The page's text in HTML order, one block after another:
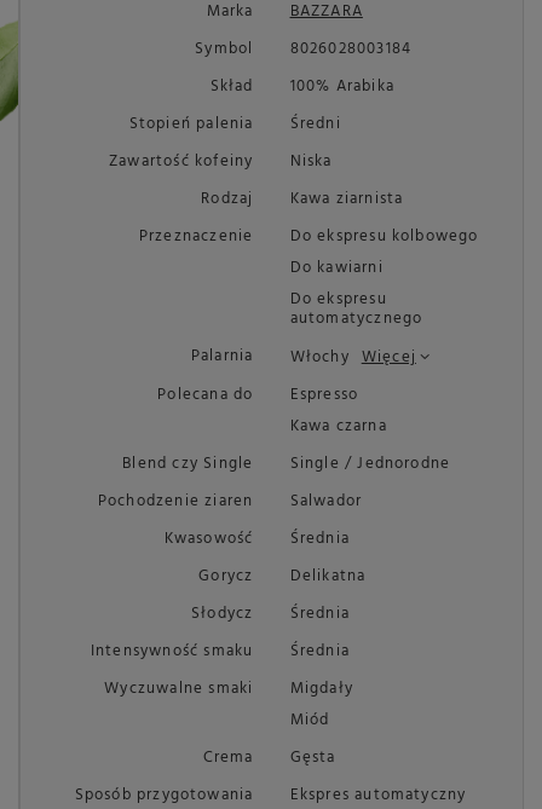
Marka
BAZZARA
Symbol
8026028003184
Skład
100% Arabika
Stopień palenia
Średni
Zawartość kofeiny
Niska
Rodzaj
Kawa ziarnista
Przeznaczenie
Do ekspresu kolbowego
Do kawiarni
Do ekspresu
automatycznego
Palarnia
Włochy Więcej
Polecana do
Espresso
Kawa czarna
Blend czy Single
Single / Jednorodne
Pochodzenie ziaren
Salwador
Kwasowość
Średnia
Gorycz
Delikatna
Słodycz
Średnia
Intensywność smaku
Średnia
Wyczuwalne smaki
Migdały
Miód
Crema
Gęsta
Sposób przygotowania
Ekspres automatyczny